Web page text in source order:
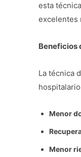
esta
excelentes
Beneficios
La técnica
Menor
Menor